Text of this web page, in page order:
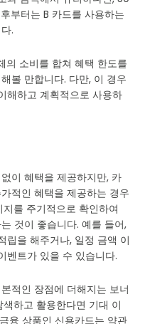
부터는 B 카드를 사용하는
.
의 소비를 합쳐 혜택 한도를
볼 만합니다. 다만, 이 경우
해하고 계획적으로 사용하
이 혜택을 제공하지만, 카
적인 혜택을 제공하는 경우
를 주기적으로 확인하여
것이 좋습니다. 예를 들어,
립을 해주거나, 일정 금액 이
벤트가 있을 수 있습니다.
적인 장점에 더해지는 보너
하고 활용한다면 기대 이
융 상품인 신용카드는 약관